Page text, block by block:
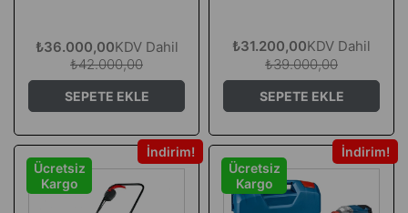
₺36.000,00KDV Dahil
₺42.000,00
SEPETE EKLE
₺31.200,00KDV Dahil
₺39.000,00
SEPETE EKLE
İndirim
Ücretsiz
Kargo
İndirim
Ücretsiz
Kargo